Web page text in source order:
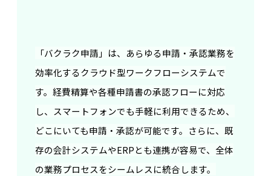
「バクラク申請」は、あらゆる申請・承認業務を
効率化するクラウド型ワークフローシステムで
す。経費精算や各種申請書の承認フローに対応
し、スマートフォンでも手軽に利用できるため、
どこにいても申請・承認が可能です。さらに、既
存の会計システムやERPとも連携が容易で、全体
の業務プロセスをシームレスに統合します。